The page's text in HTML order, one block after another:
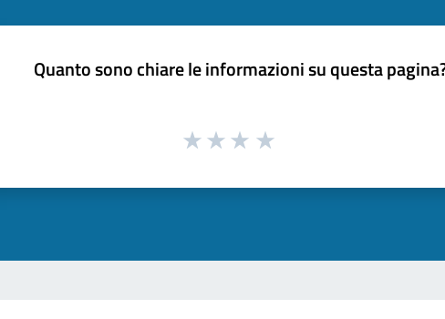
Quanto sono chiare le informazioni su questa